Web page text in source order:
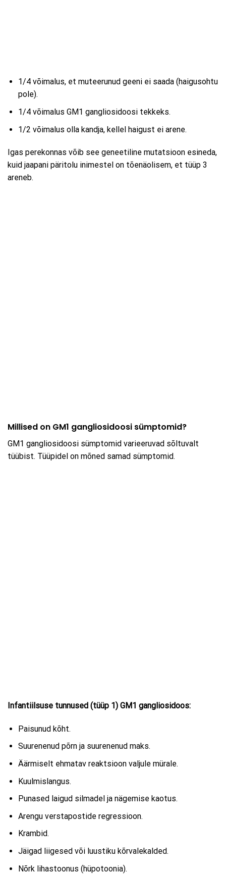
1/4 võimalus, et muteerunud geeni ei saada (haigusohtu
pole).
1/4 võimalus GM1 gangliosidoosi tekkeks.
1/2 võimalus olla kandja, kellel haigust ei arene.
Igas perekonnas võib see geneetiline mutatsioon esineda,
kuid jaapani päritolu inimestel on tõenäolisem, et tüüp 3
areneb.
Millised on GM1 gangliosidoosi sümptomid?
GM1 gangliosidoosi sümptomid varieeruvad sõltuvalt
tüübist. Tüüpidel on mõned samad sümptomid.
Infantiilsuse tunnused (tüüp 1) GM1 gangliosidoos:
Paisunud kõht.
Suurenenud põrn ja suurenenud maks.
Äärmiselt ehmatav reaktsioon valjule mürale.
Kuulmislangus.
Punased laigud silmadel ja nägemise kaotus.
Arengu verstapostide regressioon.
Krambid.
Jäigad liigesed või luustiku kõrvalekalded.
Nõrk lihastoonus (hüpotoonia).